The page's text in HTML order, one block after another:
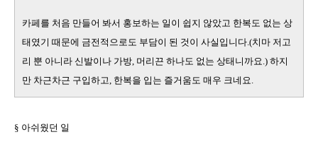
카페를 처음 만들어 봐서 홍보하는 일이 쉽지 않았고 한복도 없는 상
태였기 때문에 금전적으로도 부담이 된 것이 사실입니다 .(치마 저고
리 뿐 아니라 신발이나 가방 머리끈 하나도 없는 상태니까요 .) 하지
만 차근차근 구입하고 한복을 입는 즐거움도 매우 크네요
§ 아쉬웠던 일